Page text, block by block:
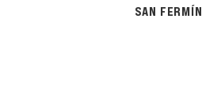
SAN FERMÍN